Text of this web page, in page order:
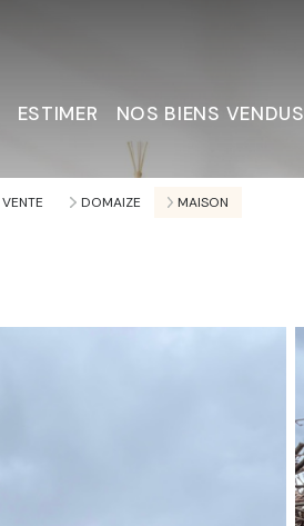
ESTIMER NOS BIENS VENDUS
VENTE DOMAIZE MAISON